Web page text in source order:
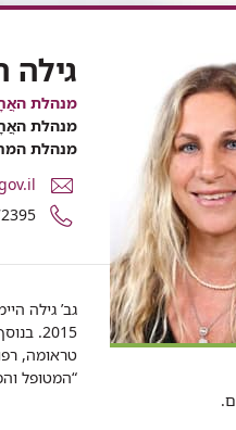
גילה
מנהלת
מנהלת
מנהלת
דואר
אלקטרוני
גילה
מספר
היימס
גב’ גילה
2015.
טראומה,
“המטופל